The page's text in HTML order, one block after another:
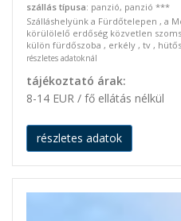
szállás típusa: panzió, panzió ***
Szálláshelyünk a Fürdőtelepen , a
körülölelő erdőség közvetlen
külön fürdőszoba , erkély , tv ,
részletes adatoknál
tájékoztató árak:
8-14 EUR / fő ellátás nélkül
részletes adatok